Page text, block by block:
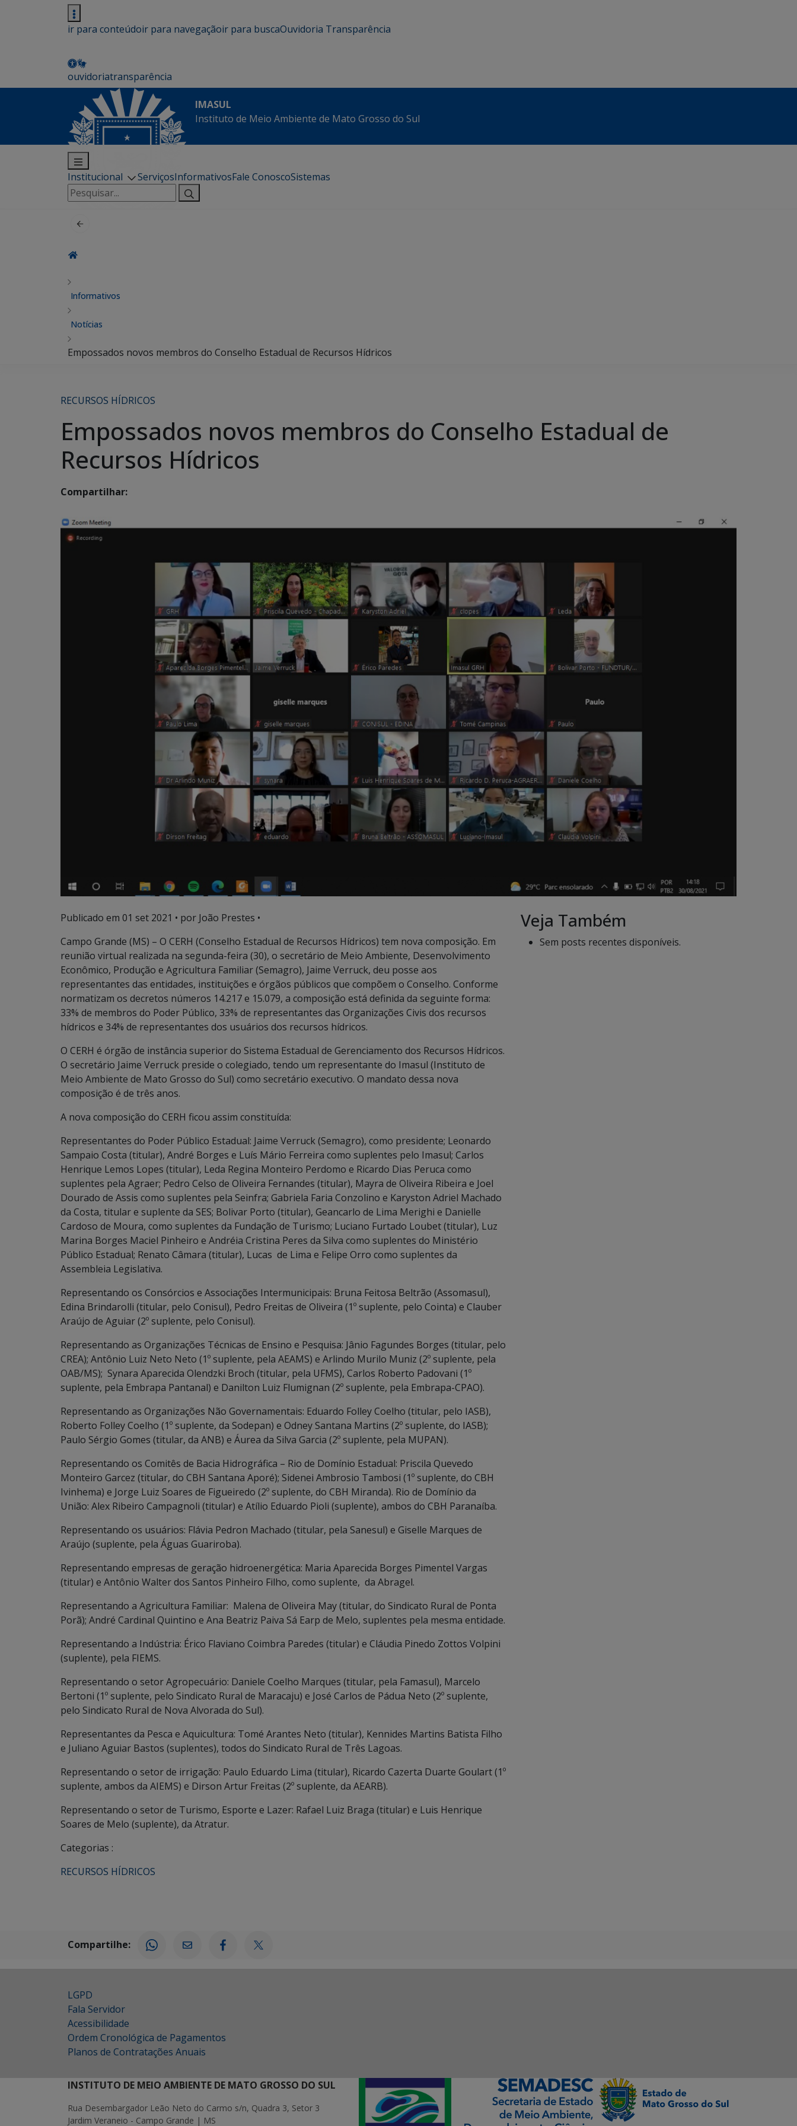
ir para conteúdoir para navegaçãoir para buscaOuvidoria Transparência
ouvidoriatransparência
IMASUL
Instituto de Meio Ambiente de Mato Grosso do Sul
Institucional ServiçosInformativosFale ConoscoSistemas
Pesquisar
por:
Informativos
Notícias
Empossados novos membros do Conselho Estadual de Recursos Hídricos
RECURSOS HÍDRICOS
Empossados novos membros do Conselho Estadual de
Recursos Hídricos
Compartilhar:
Publicado em 01 set 2021 • por João Prestes •
Campo Grande (MS) – O CERH (Conselho Estadual de Recursos Hídricos) tem nova composição. Em
reunião virtual realizada na segunda-feira (30), o secretário de Meio Ambiente, Desenvolvimento
Econômico, Produção e Agricultura Familiar (Semagro), Jaime Verruck, deu posse aos
representantes das entidades, instituições e órgãos públicos que compõem o Conselho. Conforme
normatizam os decretos números 14.217 e 15.079, a composição está definida da seguinte forma:
33% de membros do Poder Público, 33% de representantes das Organizações Civis dos recursos
hídricos e 34% de representantes dos usuários dos recursos hídricos.
O CERH é órgão de instância superior do Sistema Estadual de Gerenciamento dos Recursos Hídricos.
O secretário Jaime Verruck preside o colegiado, tendo um representante do Imasul (Instituto de
Meio Ambiente de Mato Grosso do Sul) como secretário executivo. O mandato dessa nova
composição é de três anos.
A nova composição do CERH ficou assim constituída:
Representantes do Poder Público Estadual: Jaime Verruck (Semagro), como presidente; Leonardo
Sampaio Costa (titular), André Borges e Luís Mário Ferreira como suplentes pelo Imasul; Carlos
Henrique Lemos Lopes (titular), Leda Regina Monteiro Perdomo e Ricardo Dias Peruca como
suplentes pela Agraer; Pedro Celso de Oliveira Fernandes (titular), Mayra de Oliveira Ribeira e Joel
Dourado de Assis como suplentes pela Seinfra; Gabriela Faria Conzolino e Karyston Adriel Machado
da Costa, titular e suplente da SES; Bolivar Porto (titular), Geancarlo de Lima Merighi e Danielle
Cardoso de Moura, como suplentes da Fundação de Turismo; Luciano Furtado Loubet (titular), Luz
Marina Borges Maciel Pinheiro e Andréia Cristina Peres da Silva como suplentes do Ministério
Público Estadual; Renato Câmara (titular), Lucas de Lima e Felipe Orro como suplentes da
Assembleia Legislativa.
Representando os Consórcios e Associações Intermunicipais: Bruna Feitosa Beltrão (Assomasul),
Edina Brindarolli (titular, pelo Conisul), Pedro Freitas de Oliveira (1º suplente, pelo Cointa) e Clauber
Araújo de Aguiar (2º suplente, pelo Conisul).
Representando as Organizações Técnicas de Ensino e Pesquisa: Jânio Fagundes Borges (titular, pelo
CREA); Antônio Luiz Neto Neto (1º suplente, pela AEAMS) e Arlindo Murilo Muniz (2º suplente, pela
OAB/MS); Synara Aparecida Olendzki Broch (titular, pela UFMS), Carlos Roberto Padovani (1º
suplente, pela Embrapa Pantanal) e Danilton Luiz Flumignan (2º suplente, pela Embrapa-CPAO).
Representando as Organizações Não Governamentais: Eduardo Folley Coelho (titular, pelo IASB),
Roberto Folley Coelho (1º suplente, da Sodepan) e Odney Santana Martins (2º suplente, do IASB);
Paulo Sérgio Gomes (titular, da ANB) e Áurea da Silva Garcia (2º suplente, pela MUPAN).
Representando os Comitês de Bacia Hidrográfica – Rio de Domínio Estadual: Priscila Quevedo
Monteiro Garcez (titular, do CBH Santana Aporé); Sidenei Ambrosio Tambosi (1º suplente, do CBH
Ivinhema) e Jorge Luiz Soares de Figueiredo (2º suplente, do CBH Miranda). Rio de Domínio da
União: Alex Ribeiro Campagnoli (titular) e Atílio Eduardo Pioli (suplente), ambos do CBH Paranaíba.
Representando os usuários: Flávia Pedron Machado (titular, pela Sanesul) e Giselle Marques de
Araújo (suplente, pela Águas Guariroba).
Representando empresas de geração hidroenergética: Maria Aparecida Borges Pimentel Vargas
(titular) e Antônio Walter dos Santos Pinheiro Filho, como suplente, da Abragel.
Representando a Agricultura Familiar: Malena de Oliveira May (titular, do Sindicato Rural de Ponta
Porã); André Cardinal Quintino e Ana Beatriz Paiva Sá Earp de Melo, suplentes pela mesma entidade.
Representando a Indústria: Érico Flaviano Coimbra Paredes (titular) e Cláudia Pinedo Zottos Volpini
(suplente), pela FIEMS.
Representando o setor Agropecuário: Daniele Coelho Marques (titular, pela Famasul), Marcelo
Bertoni (1º suplente, pelo Sindicato Rural de Maracaju) e José Carlos de Pádua Neto (2º suplente,
pelo Sindicato Rural de Nova Alvorada do Sul).
Representantes da Pesca e Aquicultura: Tomé Arantes Neto (titular), Kennides Martins Batista Filho
e Juliano Aguiar Bastos (suplentes), todos do Sindicato Rural de Três Lagoas.
Representando o setor de irrigação: Paulo Eduardo Lima (titular), Ricardo Cazerta Duarte Goulart (1º
suplente, ambos da AIEMS) e Dirson Artur Freitas (2º suplente, da AEARB).
Representando o setor de Turismo, Esporte e Lazer: Rafael Luiz Braga (titular) e Luis Henrique
Soares de Melo (suplente), da Atratur.
Categorias :
RECURSOS HÍDRICOS
Veja Também
Sem posts recentes disponíveis.
Compartilhe:
LGPD
Fala Servidor
Acessibilidade
Ordem Cronológica de Pagamentos
Planos de Contratações Anuais
INSTITUTO DE MEIO AMBIENTE DE MATO GROSSO DO SUL
Rua Desembargador Leão Neto do Carmo s/n, Quadra 3, Setor 3
Jardim Veraneio - Campo Grande | MS